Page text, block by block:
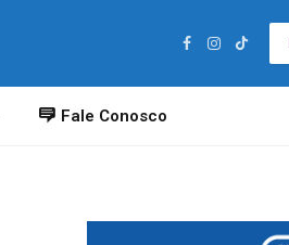
Facebook
Instagram
TikTok
Fale Conosco